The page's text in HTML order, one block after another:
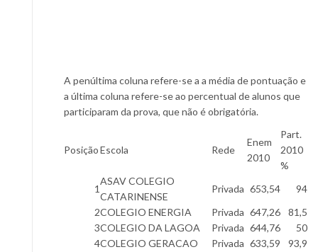
A penúltima coluna refere-se a a média de pontuação e
a última coluna refere-se ao percentual de alunos que
participaram da prova, que não é obrigatória.
PosiçãoEscola Rede
Enem
2010
Part.
2010
%
1
ASAV COLEGIO
CATARINENSE
Privada 653,54
94
2COLEGIO ENERGIA Privada 647,26
81,5
3COLEGIO DA LAGOA Privada 644,76
50
4COLEGIO GERACAO Privada 633,59
93,9